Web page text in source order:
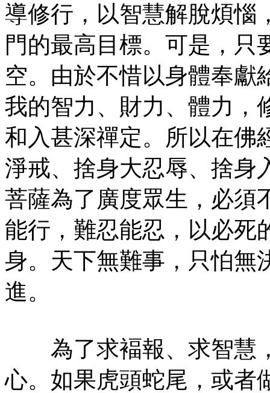
導修行，以智慧解脫煩惱
門的最高目標。可是，只
空。由於不惜以身體奉獻
我的智力、財力、體力，
和入甚深禪定。所以在佛
淨戒、捨身大忍辱、捨身
菩薩為了廣度眾生，必須
能行，難忍能忍，以必死
身。天下無難事，只怕無
進。
為了求褔報、求智慧
心。如果虎頭蛇尾，或者